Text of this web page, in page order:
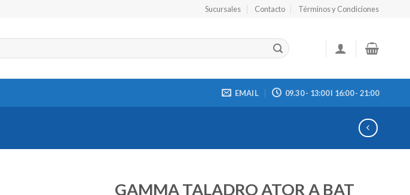
Sucursales Contacto Términos y Condiciones
EMAIL 09.30 - 13:00 I 16:00 - 21:00
GAMMA TALADRO ATOR A BAT